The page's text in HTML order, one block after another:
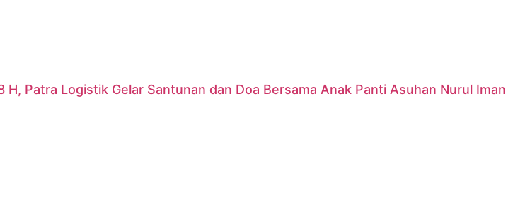
H, Patra Logistik Gelar Santunan dan Doa Bersama Anak Panti Asuhan Nurul Iman